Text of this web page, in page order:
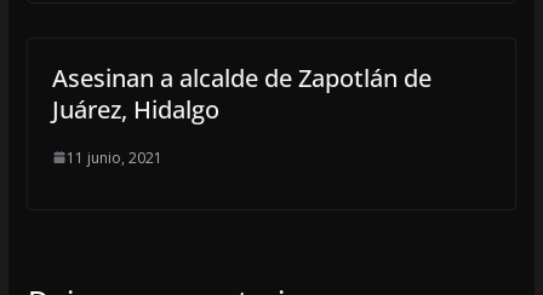
Asesinan a alcalde de Zapotlán de
Juárez, Hidalgo
11 junio, 2021